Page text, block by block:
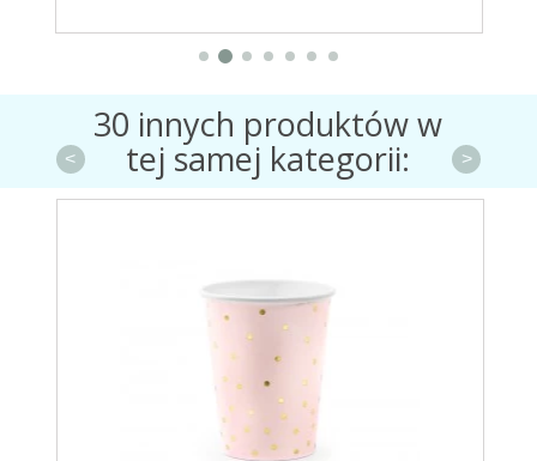
30 innych produktów w
tej samej kategorii:
< >